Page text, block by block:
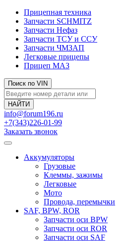
Прицепная техника
Запчасти SCHMITZ
Запчасти Нефаз
Запчасти ТСУ и ССУ
Запчасти ЧМЗАП
Легковые прицепы
Прицеп МАЗ
Поиск по VIN
info@forum196.ru
+7(343)226-01-99
Заказать звонок
Аккумуляторы
Грузовые
Клеммы, зажимы
Легковые
Мото
Провода, перемычки
SAF, BPW, ROR
Запчасти оси BPW
Запчасти оси ROR
Запчасти оси SAF